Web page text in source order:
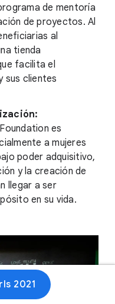
de mentoría
de proyectos. Al
al
tienda
facilita el
sus clientes
es
a mujeres
poder adquisitivo,
y la creación de
llegar a ser
en su vida.
2021